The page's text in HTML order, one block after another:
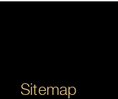
Sitemap